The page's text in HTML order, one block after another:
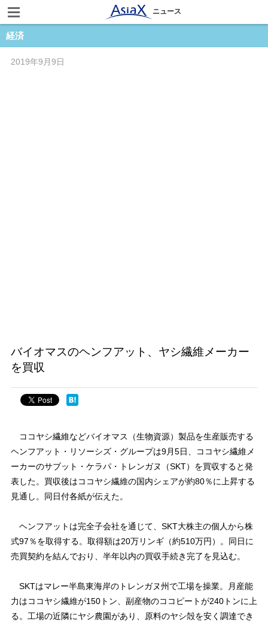
ニュース
経済
2019年9月9日
バイオマスのヘンフアット、ヤシ繊維メーカー
を買収
ココヤシ繊維などバイオマス（生物資源）製品を生産販売する
ヘンフアット・リソーシズ・グループは9月5日、ココヤシ繊維メ
ーカーのサブット・ケラパ・トレンガヌ（SKT）を買収すると発
表した。買収後はココヤシ繊維の国内シェアが約80％に上昇する
見通し。同日付各紙が伝えた。
ヘンフアットは完全子会社を通じて、SKT大株主の個人から株
式97％を取得する。取得額は20万リンギ（約510万円）。同日に
売買契約を結んでおり、半年以内の買収手続き完了を見込む。
SKTはマレー半島東海岸のトレンガヌ州で工場を操業。月産能
力はココヤシ繊維が150トン、副産物のココピートが240トンに上
る。工場の近隣にヤシ農園があり、原料のヤシ殻を安く調達でき